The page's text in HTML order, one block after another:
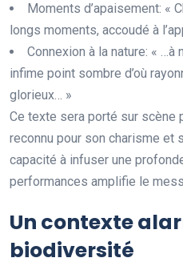
Moments d’apaisement: «
longs moments, accoudé à
Connexion à la nature: « …à
infime point sombre d’où
glorieux… »
Ce texte sera porté sur scène
reconnu pour son charisme et
capacité à infuser une
performances amplifie le
Un contexte
biodiversité